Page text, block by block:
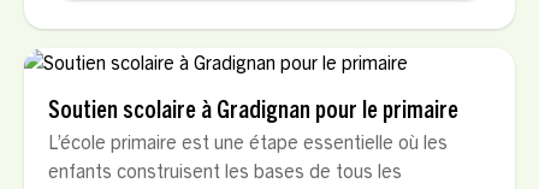
Soutien scolaire à Gradignan pour le primaire
L’école primaire est une étape essentielle où les
enfants construisent les bases de tous les